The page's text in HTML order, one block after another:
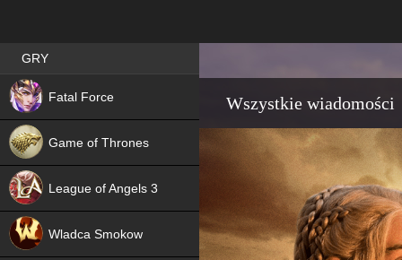
Wszystkie wiadomości
Best RPG games in Poland
GRY
Fatal Force
NEW
Game of Thrones
League of Angels 3
Wladca Smokow